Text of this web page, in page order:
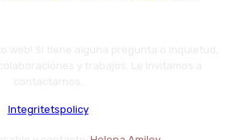
Integritetspolicy